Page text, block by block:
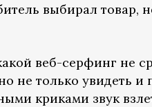
выбирал товар,
веб-серфинг не
не только увидеть и
криками звук